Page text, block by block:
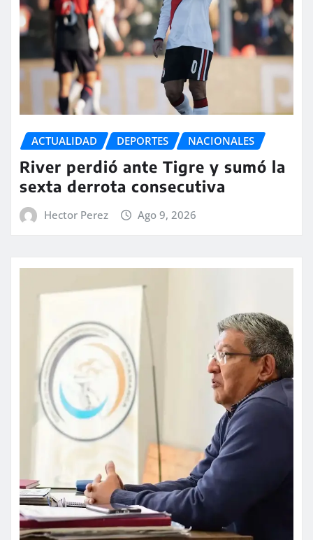
ACTUALIDAD DEPORTES NACIONALES
River perdió ante Tigre y sumó la
sexta derrota consecutiva
Hector Perez Ago 9, 2026